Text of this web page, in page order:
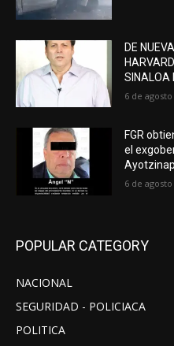
DE
SINALOA
6 de
FGR
el
6 de
POPULAR CATEGORY
NACIONAL
SEGURIDAD - POLICIACA
POLITICA